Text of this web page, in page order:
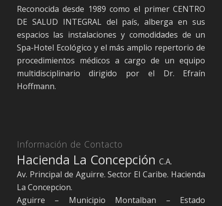
Reconocida desde 1989 como el primer CENTRO
DE SALUD INTEGRAL del país, alberga en sus
espacios las instalaciones y comodidades de un
Spa-Hotel Ecológico y el más amplio repertorio de
procedimientos médicos a cargo de un equipo
multidisciplinario dirigido por el Dr. Efraín
Hoffmann.
Información de Contacto
Hacienda La Concepción C.A.
Av. Principal de Aguirre. Sector El Caribe. Hacienda
La Concepcion.
Aguirre – Municipio Montalban – Estado